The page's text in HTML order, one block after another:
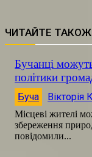
ЧИТАЙТЕ ТАКОЖ
Бучанці
політики
Буча
Місцеві жителі
збереження
повідомили...